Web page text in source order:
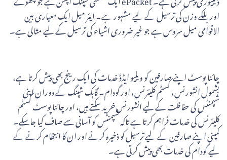
اور ہلکے وزن کی ترسیل کے لیے مشہور ہے۔ ایئر میل ایک معیاری بین
الاقوامی میل سروس ہے جو غیر ضروری اشیاء کی ترسیل کے لیے مثالی ہے۔
چائنا پوسٹ اپنے صارفین کو ویلیو ایڈڈ خدمات کی ایک رینج بھی پیش کرتا ہے،
بشمول انشورنس، کسٹم کلیئرنس، اور گودام۔ گاہک شپنگ کے دوران اپنی
شپمنٹس کی حفاظت کے لیے انشورنس خرید سکتے ہیں، اور چائنا پوسٹ کسٹم
کلیئرنس کی خدمات فراہم کرتا ہے تاکہ شپمنٹس کو آسانی سے صاف کیا جاسکے۔
کمپنی اپنے صارفین کے لیے ترسیل کو ذخیرہ کرنے اور ان کا انتظام کرنے کے
لیے گودام کی خدمات بھی پیش کرتی ہے۔